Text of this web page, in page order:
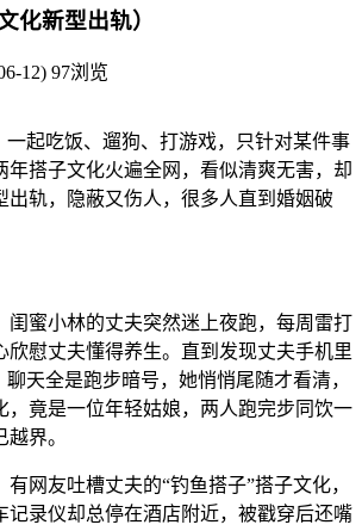
化新型出轨）
12) 97浏览
一起吃饭、遛狗、打游戏，只针对某件事
年搭子文化火遍全网，看似清爽无害，却
出轨，隐蔽又伤人，很多人直到婚姻破
闺蜜小林的丈夫突然迷上夜跑，每周雷打
欣慰丈夫懂得养生。直到发现丈夫手机里
天全是跑步暗号，她悄悄尾随才看清，
，竟是一位年轻姑娘，两人跑完步同饮一
界。
网友吐槽丈夫的“钓鱼搭子”搭子文化，
记录仪却总停在酒店附近，被戳穿后还嘴